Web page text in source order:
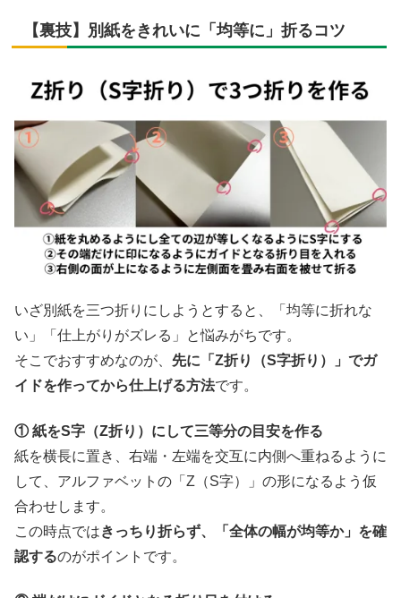
【裏技】別紙をきれいに「均等に」折るコツ
いざ別紙を三つ折りにしようとすると、「均等に折れな
い」「仕上がりがズレる」と悩みがちです。
そこでおすすめなのが、 先に「Z折り（S字折り）」でガ
イドを作ってから仕上げる方法です。
① 紙をS字（Z折り）にして三等分の目安を作る
紙を横長に置き、右端・左端を交互に内側へ重ねるように
して、アルファベットの「Z（S字）」の形になるよう仮
合わせします。
この時点ではきっちり折らず、「全体の幅が均等か」を確
認するのがポイントです。